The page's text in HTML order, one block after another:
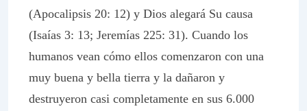
(Apocalipsis 20: 12) y Dios alegará Su causa
(Isaías 3: 13; Jeremías 225: 31). Cuando los
humanos vean cómo ellos comenzaron con una
muy buena y bella tierra y la dañaron y
destruyeron casi completamente en sus 6.000